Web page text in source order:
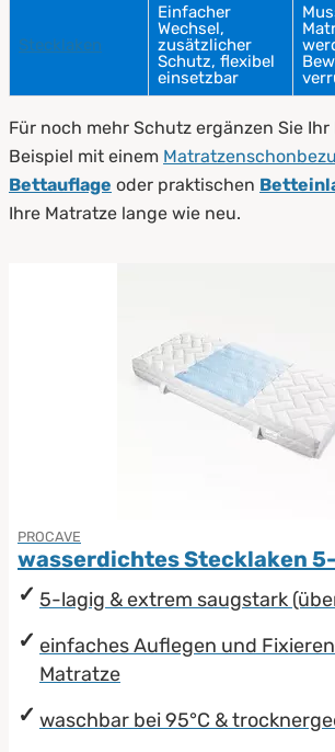
Stecklaken
Einfacher
Wechsel,
zusätzlicher
Schutz, flexibel
einsetzbar
Für noch mehr Schutz ergänzen Sie Ihr
Beispiel mit einem
Bettauflage oder praktischen
Ihre Matratze lange wie neu.
PROCAVE
wasserdichtes Stecklaken
5-lagig & extrem saugstark
einfaches Auflegen und
Matratze
waschbar bei 95°C &